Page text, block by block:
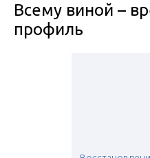
Всему виной –
профиль